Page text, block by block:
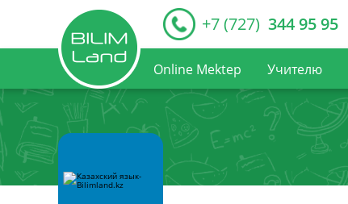
+7 (727) 344 95 95
Online Mektep Учителю